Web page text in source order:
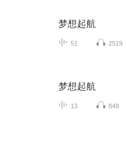
梦想起航
51 2519
梦想起航
13 848